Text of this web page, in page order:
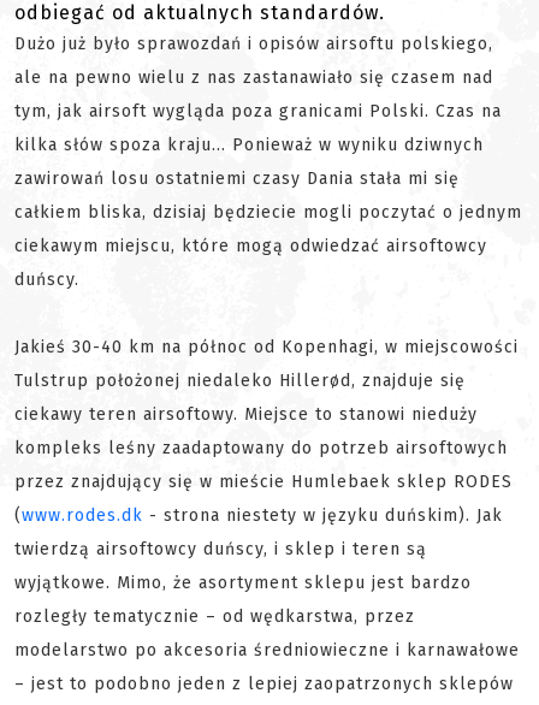
odbiegać od aktualnych standardów.
Dużo już było sprawozdań i opisów airsoftu polskiego,
ale na pewno wielu z nas zastanawiało się czasem nad
tym, jak airsoft wygląda poza granicami Polski. Czas na
kilka słów spoza kraju... Ponieważ w wyniku dziwnych
zawirowań losu ostatniemi czasy Dania stała mi się
całkiem bliska, dzisiaj będziecie mogli poczytać o jednym
ciekawym miejscu, które mogą odwiedzać airsoftowcy
duńscy.
Jakieś 30-40 km na północ od Kopenhagi, w miejscowości
Tulstrup położonej niedaleko Hillerød, znajduje się
ciekawy teren airsoftowy. Miejsce to stanowi nieduży
kompleks leśny zaadaptowany do potrzeb airsoftowych
przez znajdujący się w mieście Humlebaek sklep RODES
(www.rodes.dk - strona niestety w języku duńskim). Jak
twierdzą airsoftowcy duńscy, i sklep i teren są
wyjątkowe. Mimo, że asortyment sklepu jest bardzo
rozległy tematycznie – od wędkarstwa, przez
modelarstwo po akcesoria średniowieczne i karnawałowe
– jest to podobno jeden z lepiej zaopatrzonych sklepów